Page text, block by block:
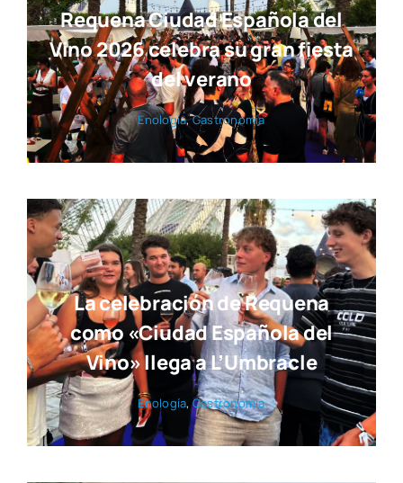
Requena Ciudad Española del
Vino 2026 celebra su gran fiesta
del verano
Eno­lo­gía,Gas­tro­no­mía
La celebración de Requena
como «Ciudad Española del
Vino» llega a L’Umbracle
Eno­lo­gía,Gas­tro­no­mía